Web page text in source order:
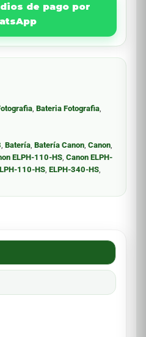
de pago por
, Bateria Fotografia,
, Batería, Batería Canon, Canon,
ELPH-110-HS, Canon ELPH-
110-HS, ELPH-340-HS,